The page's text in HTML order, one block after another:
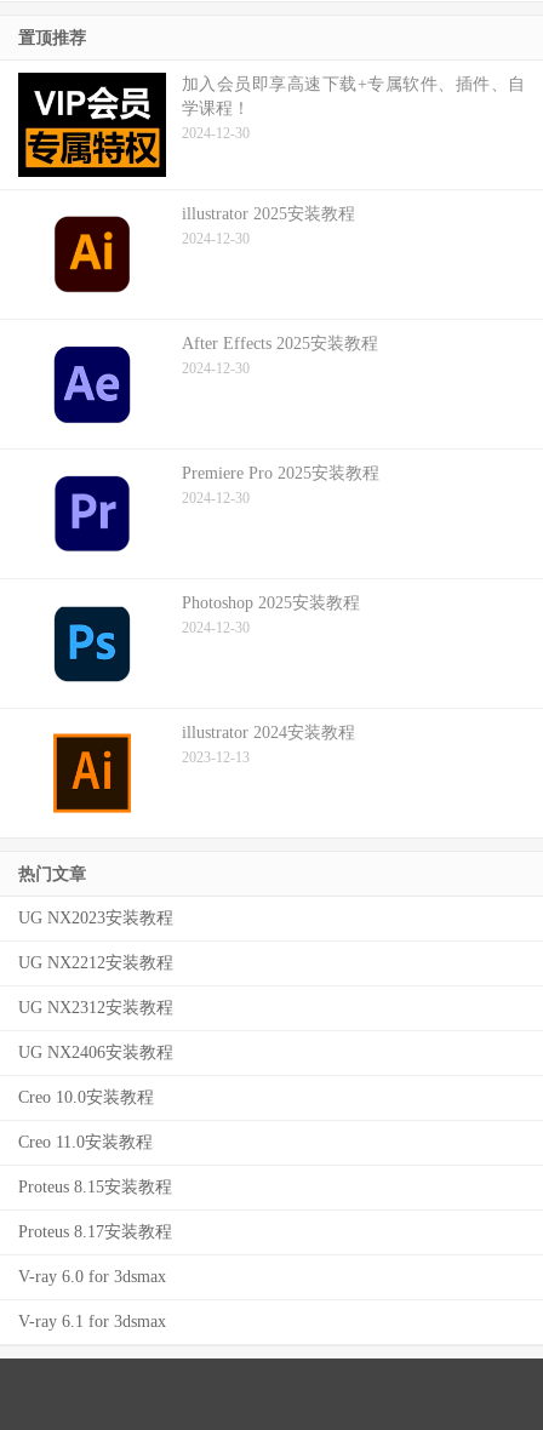
置顶推荐
加入会员即享高速下载+专属软件、插件、自
学课程！
2024-12-30
illustrator 2025安装教程
2024-12-30
After Effects 2025安装教程
2024-12-30
Premiere Pro 2025安装教程
2024-12-30
Photoshop 2025安装教程
2024-12-30
illustrator 2024安装教程
2023-12-13
热门文章
UG NX2023安装教程
UG NX2212安装教程
UG NX2312安装教程
UG NX2406安装教程
Creo 10.0安装教程
Creo 11.0安装教程
Proteus 8.15安装教程
Proteus 8.17安装教程
V-ray 6.0 for 3dsmax
V-ray 6.1 for 3dsmax